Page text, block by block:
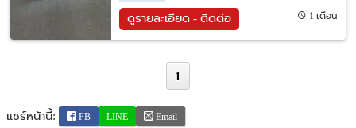
ดูรายละเอียด - ติดต่อ 1 เดือน
1
แชร์หน้านี้: FB LINE Email